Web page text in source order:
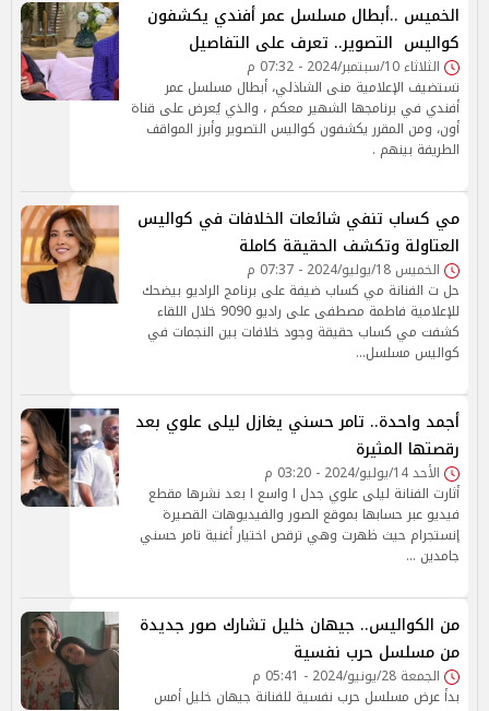
الخميس ..أبطال مسلسل عمر أفندي يكشفون
كواليس التصوير.. تعرف على التفاصيل
الثلاثاء 10/سبتمبر/2024 - 07:32 م
تستضيف الإعلامية منى الشاذلي، أبطال مسلسل عمر
أفندي في برنامجها الشهير معكم ، والذي يُعرض على قناة
أون، ومن المقرر يكشفون كواليس التصوير وأبرز المواقف
الطريفة بينهم .
مي كساب تنفي شائعات الخلافات في كواليس
العتاولة وتكشف الحقيقة كاملة
الخميس 18/يوليو/2024 - 07:37 م
حل ت الفنانة مي كساب ضيفة على برنامج الراديو بيضحك
للإعلامية فاطمة مصطفى على راديو 9090 خلال اللقاء
كشفت مي كساب حقيقة وجود خلافات بين النجمات في
كواليس مسلسل…
أجمد واحدة.. تامر حسني يغازل ليلى علوي بعد
رقصتها المثيرة
الأحد 14/يوليو/2024 - 03:20 م
أثارت الفنانة ليلى علوي جدل ا واسع ا بعد نشرها مقطع
فيديو عبر حسابها بموقع الصور والفيديوهات القصيرة
إنستجرام حيث ظهرت وهي ترقص اختيار أغنية تامر حسني
جامدين …
من الكواليس.. جيهان خليل تشارك صور جديدة
من مسلسل حرب نفسية
الجمعة 28/يونيو/2024 - 05:41 م
بدأ عرض مسلسل حرب نفسية للفنانة جيهان خليل أمس